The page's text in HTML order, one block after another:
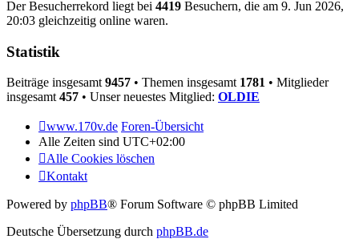
Der Besucherrekord liegt bei 4419 Besuchern, die am 9. Jun 2026,
20:03 gleichzeitig online waren.
Statistik
Beiträge insgesamt 9457 • Themen insgesamt 1781 • Mitglieder
insgesamt 457 • Unser neuestes Mitglied: OLDIE
www.170v.de Foren-Übersicht
Alle Zeiten sind UTC+02:00
Alle Cookies löschen
Kontakt
Powered by phpBB® Forum Software © phpBB Limited
Deutsche Übersetzung durch phpBB.de